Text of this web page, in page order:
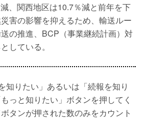
、関西地区は10.7％減と前年を下
害の影響を抑えるため、輸送ルー
の推進、BCP（事業継続計画）対
している。
知りたい」あるいは「続報を知り
っと知りたい」ボタンを押してく
タンが押された数のみをカウント